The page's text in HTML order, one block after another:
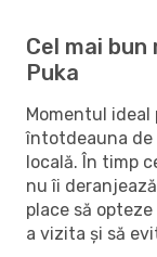
Cel mai
Puka
Momentul
întotdeauna
locală. În timp
nu îi
place să
a vizita și să